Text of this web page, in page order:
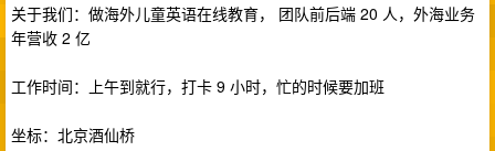
关于我们：做海外儿童英语在线教育， 团队前后端 20 人，外海业务
年营收 2 亿
工作时间：上午到就行，打卡 9 小时，忙的时候要加班
坐标：北京酒仙桥